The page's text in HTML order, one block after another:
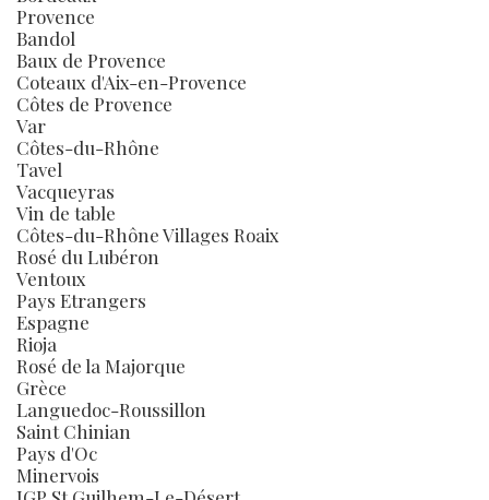
Provence
Bandol
Baux de Provence
Coteaux d'Aix-en-Provence
Côtes de Provence
Var
Côtes-du-Rhône
Tavel
Vacqueyras
Vin de table
Côtes-du-Rhône Villages Roaix
Rosé du Lubéron
Ventoux
Pays Etrangers
Espagne
Rioja
Rosé de la Majorque
Grèce
Languedoc-Roussillon
Saint Chinian
Pays d'Oc
Minervois